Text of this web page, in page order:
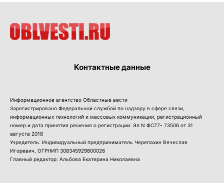
Контактные данные
Информационное агентство Областные вести
Зарегистрировано Федеральной службой по надзору в сфере связи,
информационных технологий и массовых коммуникации, регистрационный
номер и дата принятия решения о регистрации: Эл N ФС77- 73506 от 31
августа 2018
Учредитель: Индивидуальный предприниматель Черепахин Вячеслав
Игоревич, ОГРНИП 308345929800026
Главный редактор: Альбова Екатерина Николаевна